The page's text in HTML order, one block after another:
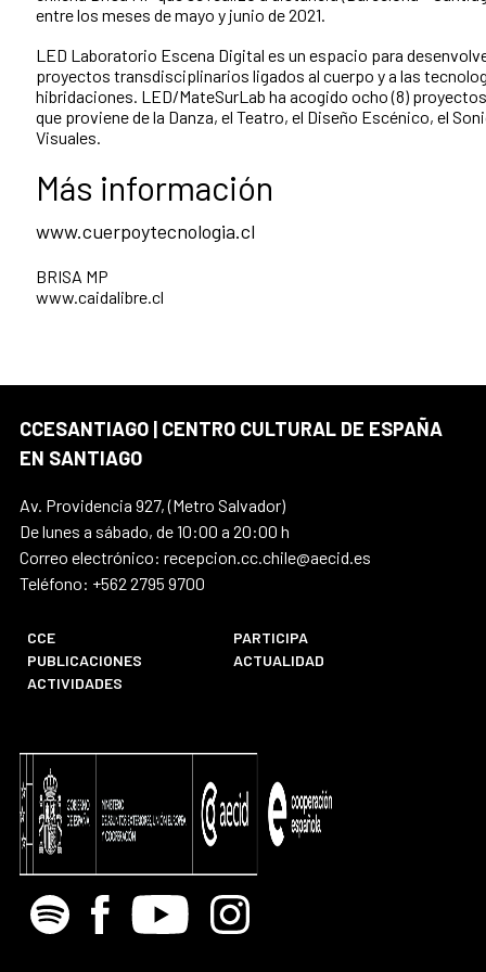
entre los meses de mayo y junio de 2021.
LED Laboratorio Escena Digital es un espacio para
proyectos transdisciplinarios ligados al cuerpo y a las
hibridaciones. LED/MateSurLab ha acogido ocho (8)
que proviene de la Danza, el Teatro, el Diseño Escénico, el
Visuales.
Más información
www.cuerpoytecnologia.cl
BRISA MP
www.caidalibre.cl
CCESANTIAGO | CENTRO CULTURAL DE ESPAÑA
EN SANTIAGO
Av. Providencia 927, (Metro Salvador)
De lunes a sábado, de 10:00 a 20:00 h
Correo electrónico: recepcion.cc.chile@aecid.es
Teléfono: +562 2795 9700
CCE
PARTICIPA
PUBLICACIONES
ACTUALIDAD
ACTIVIDADES
Spotify Facebook
Youtube Instagram